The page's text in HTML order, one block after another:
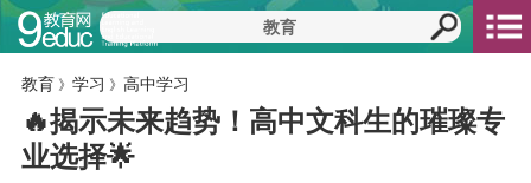
教育 》 学习 》 高中学习
🔥揭示未来趋势！高中文科生的璀璨专
业选择🌟